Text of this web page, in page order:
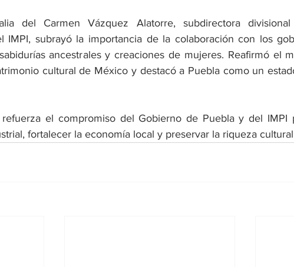
del Carmen Vázquez Alatorre, subdirectora
IMPI, subrayó la importancia de la colaboración con los
ancestrales y creaciones de mujeres. Reafirmó el
cultural de México y destacó a Puebla como un
refuerza el compromiso del Gobierno de Puebla y del IMPI
fortalecer la economía local y preservar la riqueza cultural